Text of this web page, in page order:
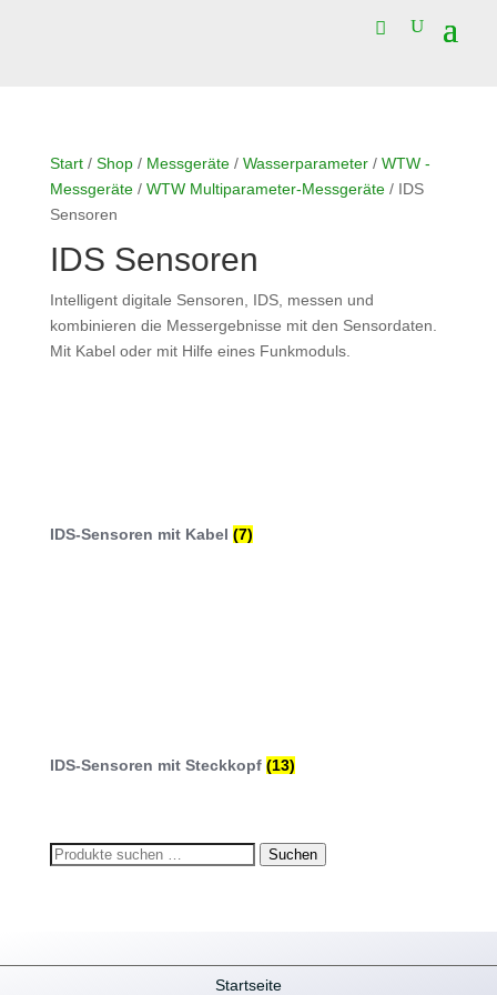
Start/ Shop/ Messgeräte/ Wasserparameter/ WTW -
Messgeräte/ WTW Multiparameter-Messgeräte/ IDS
Sensoren
IDS Sensoren
Intelligent digitale Sensoren, IDS, messen und
kombinieren die Messergebnisse mit den Sensordaten.
Mit Kabel oder mit Hilfe eines Funkmoduls.
IDS-Sensoren mit Kabel (7)
IDS-Sensoren mit Steckkopf (13)
Suchen
Suchen
Startseite